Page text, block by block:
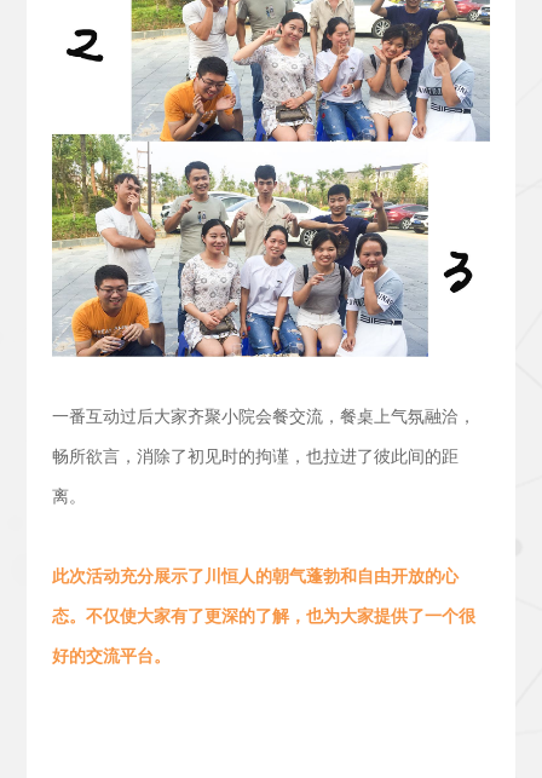
一番互动过后大家齐聚小院会餐交流， 餐桌上气氛融洽，
畅所欲言，消除了初见时的拘谨，也拉进了彼此间的距
离。
此次活动充分展示了川恒人的朝气蓬勃和 自由开放的心
态。 不仅使大家有了更深的了解，也为大家提供了一个很
好的交流平台。